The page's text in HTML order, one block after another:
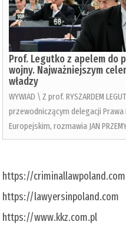
Prof. Legutko z apelem do
wojny. Najważniejszym
władzy
WYWIAD \ Z prof. RYSZARDEM
przewodniczącym delegacji
Europejskim, rozmawia JAN
https://criminallawpoland.com
https://lawyersinpoland.com
https://www.kkz.com.pl